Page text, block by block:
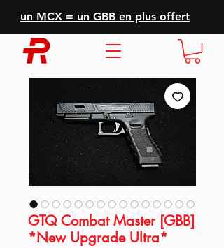
un MCX = un GBB en plus offert
GTQ Combat Master [GBB]
*New Upgrade Ultra*